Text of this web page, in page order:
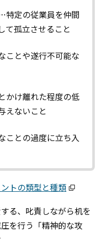
定の従業員を仲間
て孤立させること
とや遂行不可能な
け離れた程度の低
えないこと
との過度に立ち入
トの類型と種類
る、叱責しながら机を
を行う「精神的な攻